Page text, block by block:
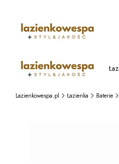
Lazienkowespa.pl Łazienka Baterie